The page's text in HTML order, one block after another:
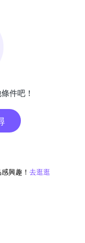
件吧！
興趣！ 去逛逛